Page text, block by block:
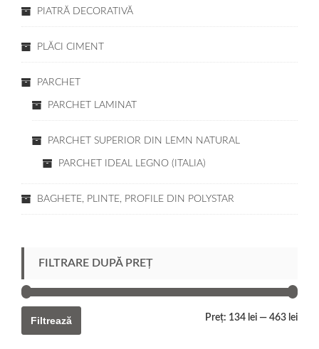
PIATRĂ DECORATIVĂ
PLĂCI CIMENT
PARCHET
PARCHET LAMINAT
PARCHET SUPERIOR DIN LEMN NATURAL
PARCHET IDEAL LEGNO (ITALIA)
BAGHETE, PLINTE, PROFILE DIN POLYSTAR
FILTRARE DUPĂ PREȚ
Filtrează Preț: 134 lei — 463 lei